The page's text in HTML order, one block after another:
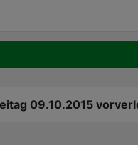
09.10.2015